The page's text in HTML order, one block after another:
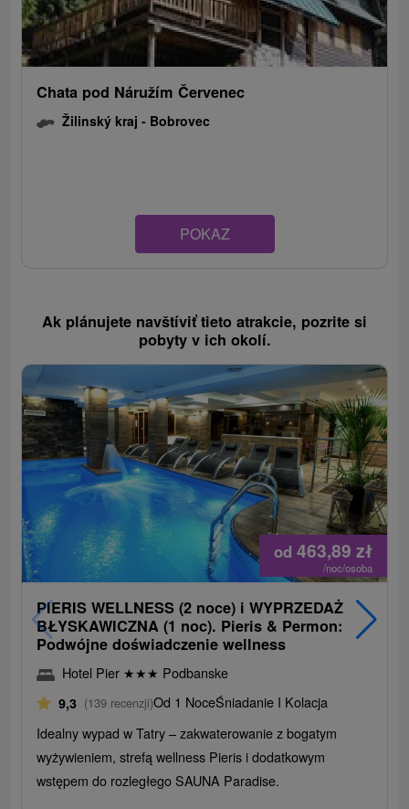
Chata pod Náružím Červenec
Žilinský kraj - Bobrovec
POKAZ
Ak plánujete navštíviť tieto atrakcie, pozrite si
pobyty v ich okolí.
od 463,89zł
/noc/osoba
PIERIS WELLNESS (2 noce) i WYPRZEDAŻ
BŁYSKAWICZNA (1 noc). Pieris & Permon:
Podwójne doświadczenie wellness
Hotel Pier ★★★ Podbanske
9,3 (139 recenzji)Od 1 NoceŚniadanie I Kolacja
Idealny wypad w Tatry – zakwaterowanie z bogatym
wyżywieniem, strefą wellness Pieris i dodatkowym
wstępem do rozległego SAUNA Paradise.